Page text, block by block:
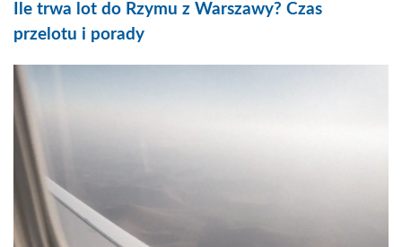
Ile trwa lot do Rzymu z Warszawy? Czas
przelotu i porady